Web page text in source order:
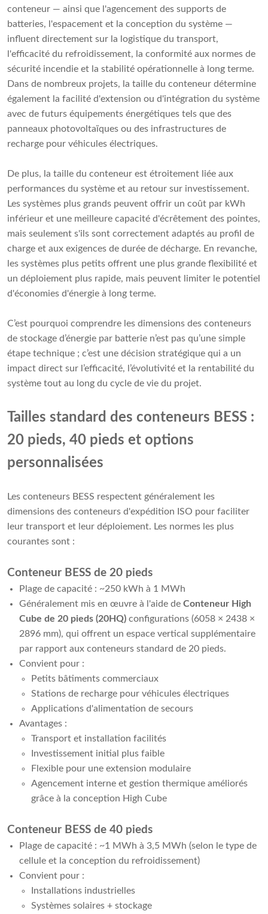
conteneur — ainsi que l'agencement des supports de
batteries, l'espacement et la conception du système —
influent directement sur la logistique du transport,
l'efficacité du refroidissement, la conformité aux normes de
sécurité incendie et la stabilité opérationnelle à long terme.
Dans de nombreux projets, la taille du conteneur détermine
également la facilité d'extension ou d'intégration du système
avec de futurs équipements énergétiques tels que des
panneaux photovoltaïques ou des infrastructures de
recharge pour véhicules électriques.
De plus, la taille du conteneur est étroitement liée aux
performances du système et au retour sur investissement.
Les systèmes plus grands peuvent offrir un coût par kWh
inférieur et une meilleure capacité d'écrêtement des pointes,
mais seulement s'ils sont correctement adaptés au profil de
charge et aux exigences de durée de décharge. En revanche,
les systèmes plus petits offrent une plus grande flexibilité et
un déploiement plus rapide, mais peuvent limiter le potentiel
d'économies d'énergie à long terme.
C’est pourquoi comprendre les dimensions des conteneurs
de stockage d’énergie par batterie n’est pas qu’une simple
étape technique ; c’est une décision stratégique qui a un
impact direct sur l’efficacité, l’évolutivité et la rentabilité du
système tout au long du cycle de vie du projet.
Tailles standard des conteneurs BESS :
20 pieds, 40 pieds et options
personnalisées
Les conteneurs BESS respectent généralement les
dimensions des conteneurs d'expédition ISO pour faciliter
leur transport et leur déploiement. Les normes les plus
courantes sont :
Conteneur BESS de 20 pieds
Plage de capacité : ~250 kWh à 1 MWh
Généralement mis en œuvre à l'aide de Conteneur High
Cube de 20 pieds (20HQ) configurations (6058 × 2438 ×
2896 mm), qui offrent un espace vertical supplémentaire
par rapport aux conteneurs standard de 20 pieds.
Convient pour :
Petits bâtiments commerciaux
Stations de recharge pour véhicules électriques
Applications d'alimentation de secours
Avantages :
Transport et installation facilités
Investissement initial plus faible
Flexible pour une extension modulaire
Agencement interne et gestion thermique améliorés
grâce à la conception High Cube
Conteneur BESS de 40 pieds
Plage de capacité : ~1 MWh à 3,5 MWh (selon le type de
cellule et la conception du refroidissement)
Convient pour :
Installations industrielles
Systèmes solaires + stockage